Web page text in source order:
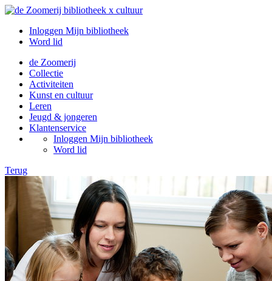
Inloggen Mijn bibliotheek
Word lid
de Zoomerij
Collectie
Activiteiten
Kunst en cultuur
Leren
Jeugd & jongeren
Klantenservice
Inloggen Mijn bibliotheek
Word lid
Terug